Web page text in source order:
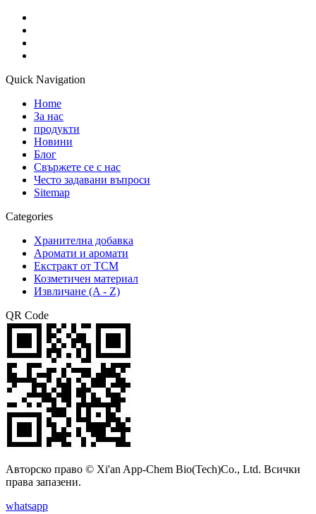
Quick Navigation
Home
За нас
продукти
Новини
Блог
Свържете се с нас
Често задавани въпроси
Sitemap
Categories
Хранителна добавка
Аромати и аромати
Екстракт от TCM
Козметичен материал
Извличане (A - Z)
QR Code
Авторско право © Xi'an App-Chem Bio(Tech)Co., Ltd. Всички
права запазени.
whatsapp